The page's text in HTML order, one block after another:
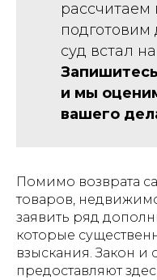
подготовим
суд встал
и мы
вашего
Помимо возврата
товаров,
заявить ряд
которые
взыскания. Закон и
предоставляют